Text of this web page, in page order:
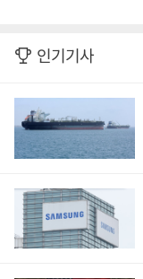
인기기사